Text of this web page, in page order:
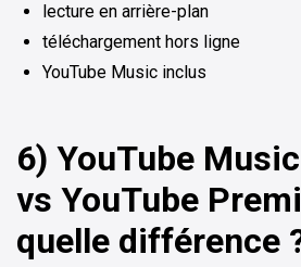
lecture en arrière-plan
téléchargement hors ligne
YouTube Music inclus
6) YouTube
vs YouTube
quelle différence